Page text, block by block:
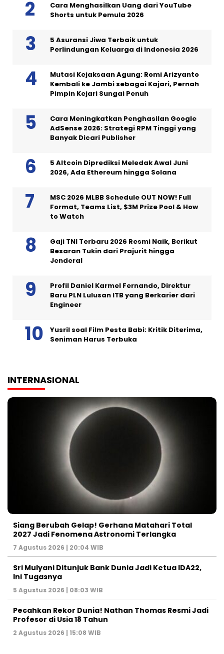
Cara Menghasilkan Uang dari YouTube
Shorts untuk Pemula 2026
5 Asuransi Jiwa Terbaik untuk
Perlindungan Keluarga di Indonesia 2026
Mutasi Kejaksaan Agung: Romi Arizyanto
Kembali ke Jambi sebagai Kajari, Pernah
Pimpin Kejari Sungai Penuh
Cara Meningkatkan Penghasilan Google
AdSense 2026: Strategi RPM Tinggi yang
Banyak Dicari Publisher
5 Altcoin Diprediksi Meledak Awal Juni
2026, Ada Ethereum hingga Solana
MSC 2026 MLBB Schedule OUT NOW! Full
Format, Teams List, $3M Prize Pool & How
to Watch
Gaji TNI Terbaru 2026 Resmi Naik, Berikut
Besaran Tukin dari Prajurit hingga
Jenderal
Profil Daniel Karmel Fernando, Direktur
Baru PLN Lulusan ITB yang Berkarier dari
Engineer
Yusril soal Film Pesta Babi: Kritik Diterima,
Seniman Harus Terbuka
INTERNASIONAL
Siang Berubah Gelap! Gerhana Matahari Total
2027 Jadi Fenomena Astronomi Terlangka
7 Agustus 2026 | 20:04 WIB
Sri Mulyani Ditunjuk Bank Dunia Jadi Ketua IDA22,
Ini Tugasnya
5 Agustus 2026 | 08:03 WIB
Pecahkan Rekor Dunia! Nathan Thomas Resmi Jadi
Profesor di Usia 18 Tahun
2 Agustus 2026 | 15:08 WIB